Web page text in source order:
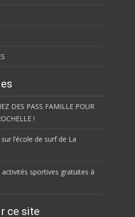
DES PASS FAMILLE POUR
!
l’école de surf de La
sportives gratuites à
ce site